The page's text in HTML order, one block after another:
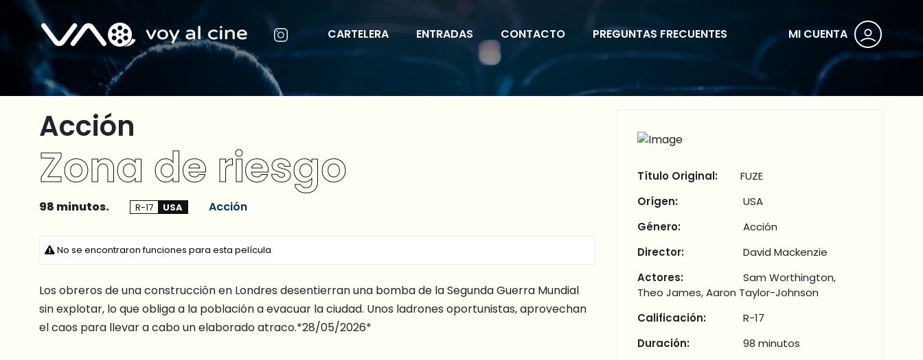
CARTELERA ENTRADAS CONTACTO PREGUNTAS FRECUENTES MI CUENTA
Acción
Zona de riesgo
98 minutos. R-17 USA Acción
No se encontraron funciones para esta película
Los obreros de una construcción en Londres desentierran una bomba de la Segunda Guerra Mundial
sin explotar, lo que obliga a la población a evacuar la ciudad. Unos ladrones oportunistas, aprovechan
el caos para llevar a cabo un elaborado atraco.*28/05/2026*
Título Original:
FUZE
Orígen:
USA
Género:
Acción
Director:
David Mackenzie
Actores:
Sam Worthington,
Theo James, Aaron Taylor-Johnson
Calificación:
R-17
Duración:
98 minutos